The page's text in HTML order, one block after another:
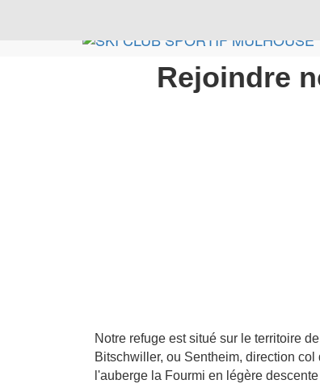
Rejoindre
Notre refuge est situé sur le territoire
Bitschwiller, ou Sentheim, direction
l'auberge la Fourmi en légère